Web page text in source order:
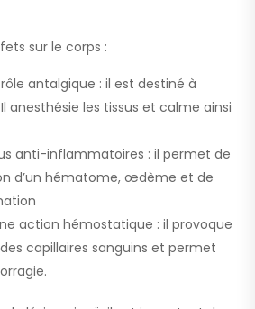
sur le corps :
antalgique : il est destiné à
anesthésie les tissus et calme ainsi
anti-inflammatoires : il permet de
d’un hématome, œdème et de
action hémostatique : il provoque
capillaires sanguins et permet